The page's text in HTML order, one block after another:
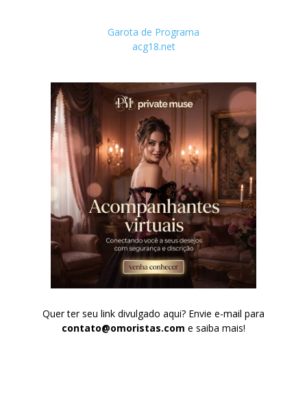
Garota de Programa
acg18.net
Quer ter seu link divulgado aqui? Envie e-mail para
contato@omoristas.com e saiba mais!